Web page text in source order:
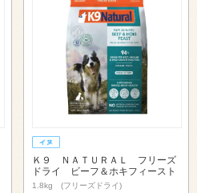
Ｋ９ ＮＡＴＵＲＡＬ フリーズ
ドライ ビーフ＆ホキフィースト
1.8kg (フリーズドライ)